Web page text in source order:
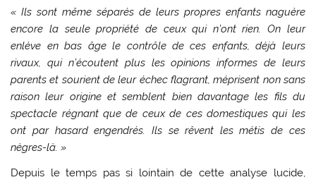
« Ils sont même séparés de leurs propres enfants naguère
encore la seule propriété de ceux qui n’ont rien. On leur
enlève en bas âge le contrôle de ces enfants, déjà leurs
rivaux, qui n’écoutent plus les opinions informes de leurs
parents et sourient de leur échec flagrant, méprisent non sans
raison leur origine et semblent bien davantage les fils du
spectacle régnant que de ceux de ces domestiques qui les
ont par hasard engendrés. Ils se rêvent les métis de ces
nègres-là. »
Depuis le temps pas si lointain de cette analyse lucide,